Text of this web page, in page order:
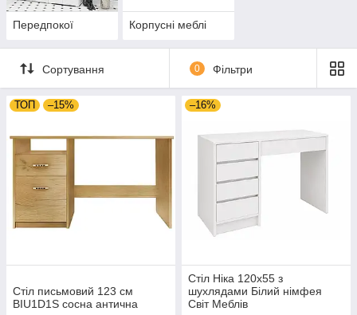
Передпокої Корпусні меблі
Сортування 0 Фільтри
ТОП –15%
Стіл письмовий 123 см
BIU1D1S сосна антична
–16%
Стіл Ніка 120х55 з
шухлядами Білий німфея
Світ Меблів